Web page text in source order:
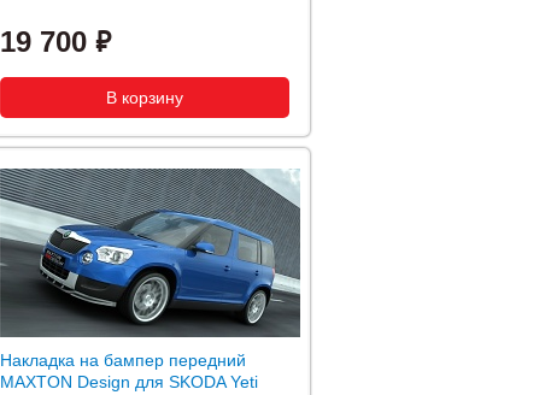
19 700
Накладка на бампер передний
MAXTON Design для SKODA Yeti